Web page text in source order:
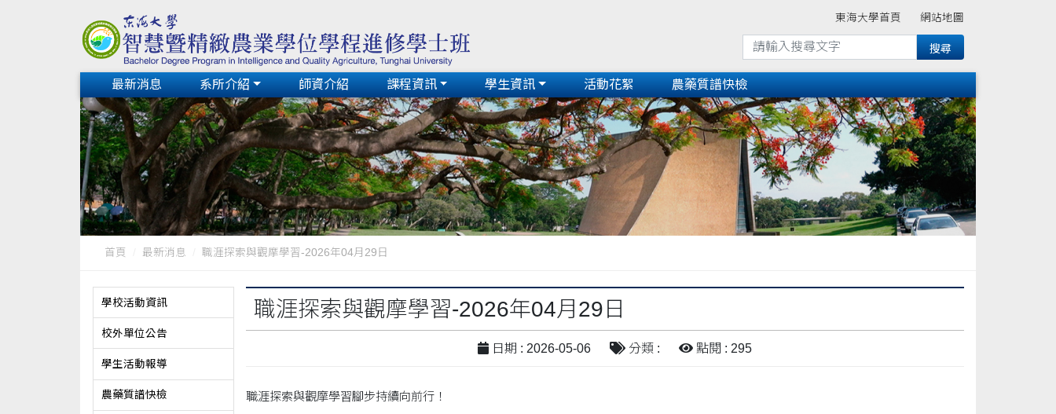
東海大學首頁 網站地圖
最新消息 系所介紹 師資介紹 課程資訊 學生資訊 活動花絮 農藥質譜快檢
首頁 最新消息 職涯探索與觀摩學習-2026年04月29日
學校活動資訊
校外單位公告
學生活動報導
農藥質譜快檢
職涯探索與觀摩學習-2026年04月29日
日期 : 2026-05-06 分類 : 點閱 : 295
職涯探索與觀摩學習腳步持續向前行！